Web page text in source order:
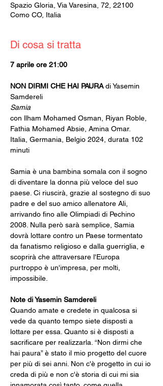
Spazio Gloria, Via Varesina, 72, 22100
Como CO, Italia
Di cosa si tratta
7 aprile ore 21:00
NON DIRMI CHE HAI PAURA di Yasemin
Samdereli
Samia
con llham Mohamed Osman, Riyan Roble,
Fathia Mohamed Absie, Amina Omar.
Italia, Germania, Belgio 2024, durata 102
minuti
Samia è una bambina somala con il sogno
di diventare la donna più veloce del suo
paese. Ci riuscirà, grazie al sostegno di suo
padre e del suo amico allenatore Ali,
arrivando fino alle Olimpiadi di Pechino
2008. Nulla però sarà semplice, Samia
dovrà lottare contro un Paese tormentato
da fanatismo religioso e dalla guerriglia, e
scoprirà che attraversare l'Europa
purtroppo è un'impresa, per molti,
impossibile.
Note di Yasemin Samdereli
Quando amate e credete in qualcosa si
vede da quanto tempo siete disposti a
lottare per essa. Quanto si è disposti a
sacrificare per realizzarla. “Non dirmi che
hai paura” è stato il mio progetto del cuore
per più di sei anni. Non c'è progetto in cui io
creda di più e non c'è storia di cui mi sia